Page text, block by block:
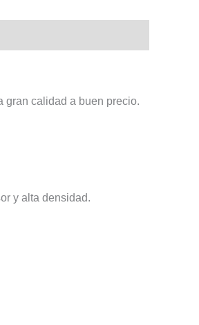
gran calidad a buen precio.
y alta densidad.